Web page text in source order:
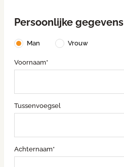
Persoonlijke gegevens
Man Vrouw
Voornaam*
Tussenvoegsel
Achternaam*